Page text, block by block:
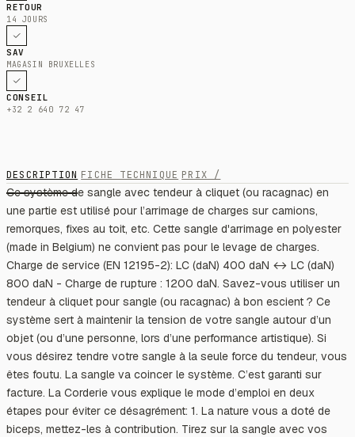
RETOUR
14 JOURS
SAV
MAGASIN BRUXELLES
CONSEIL
+32 2 640 72 47
DESCRIPTION FICHE TECHNIQUE PRIX /
Ce système de sangle avec tendeur à cliquet (ou racagnac) en
une partie est utilisé pour l’arrimage de charges sur camions,
remorques, fixes au toit, etc. Cette sangle d'arrimage en polyester
(made in Belgium) ne convient pas pour le levage de charges.
Charge de service (EN 12195-2): LC (daN) 400 daN ↔ LC (daN)
800 daN - Charge de rupture : 1200 daN. Savez-vous utiliser un
tendeur à cliquet pour sangle (ou racagnac) à bon escient ? Ce
système sert à maintenir la tension de votre sangle autour d’un
objet (ou d’une personne, lors d’une performance artistique). Si
vous désirez tendre votre sangle à la seule force du tendeur, vous
êtes foutu. La sangle va coincer le système. C’est garanti sur
facture. La Corderie vous explique le mode d’emploi en deux
étapes pour éviter ce désagrément: 1. La nature vous a doté de
biceps, mettez-les à contribution. Tirez sur la sangle avec vos